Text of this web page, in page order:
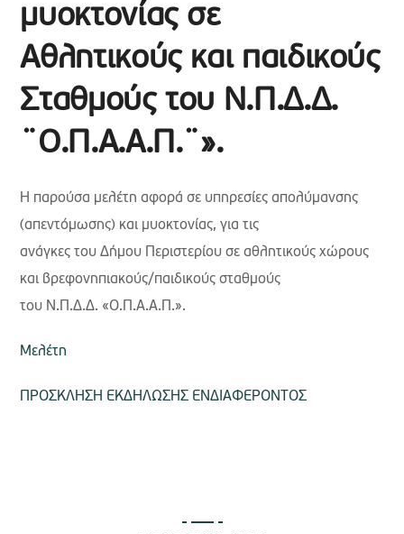
μυοκτονίας σε
Αθλητικούς και παιδικούς
Σταθμούς του Ν.Π.Δ.Δ.
¨Ο.Π.Α.Α.Π.¨».
Η παρούσα μελέτη αφορά σε υπηρεσίες απολύμανσης
(απεντόμωσης) και μυοκτονίας, για τις
ανάγκες του Δήμου Περιστερίου σε αθλητικούς χώρους
και βρεφονηπιακούς/παιδικούς σταθμούς
του Ν.Π.Δ.Δ. «Ο.Π.Α.Α.Π.».
Μελέτη
ΠΡΟΣΚΛΗΣΗ ΕΚΔΗΛΩΣΗΣ ΕΝΔΙΑΦΕΡΟΝΤΟΣ